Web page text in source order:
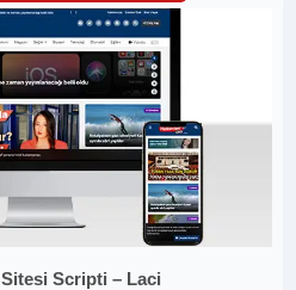
Sitesi Scripti – Laci